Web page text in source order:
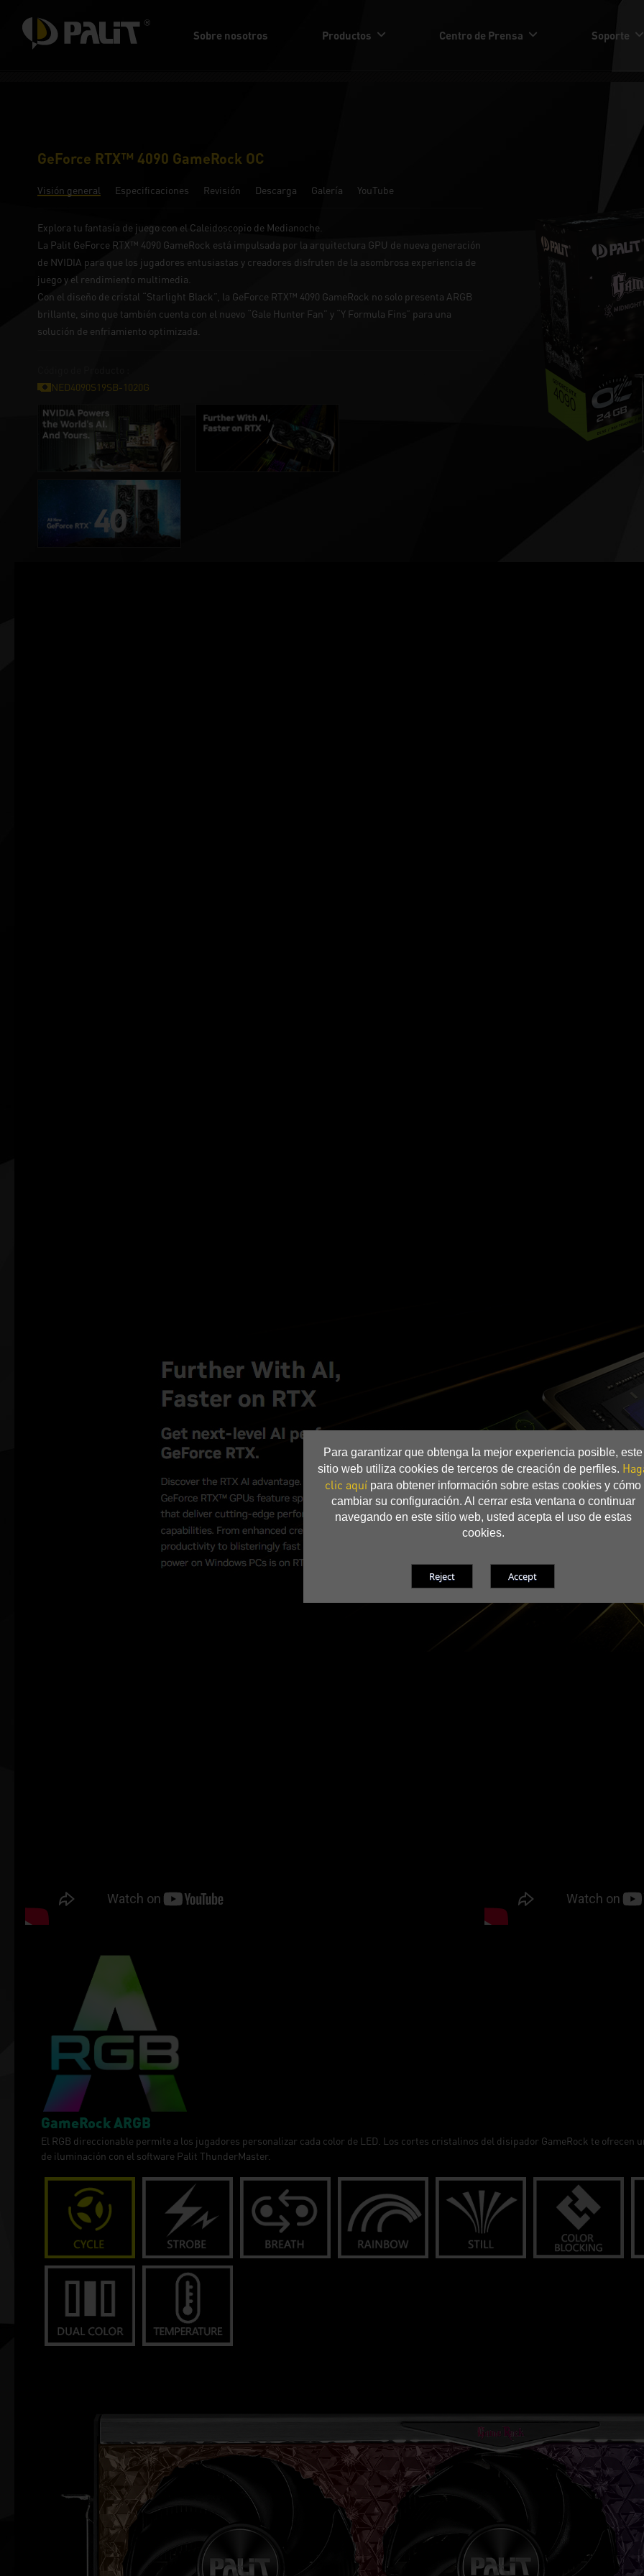
Para garantizar que obtenga la mejor experiencia posible, este
sitio web utiliza cookies de terceros de creación de perfiles.
clic aquí para obtener información sobre estas cookies y cómo
cambiar su configuración. Al cerrar esta ventana o continuar
navegando en este sitio web, usted acepta el uso de estas
cookies.
Sobre nosotros Productos Centro de Prensa Soporte
GeForce RTX™ 4090 GameRock OC
Visión general Especificaciones Revisión Descarga Galería YouTube
Explora tu fantasía de juego con el Caleidoscopio de Medianoche.
La Palit GeForce RTX™ 4090 GameRock está impulsada por la arquitectura GPU de nueva generación
de NVIDIA para que los jugadores entusiastas y creadores disfruten de la asombrosa experiencia de
juego y el rendimiento multimedia.
Con el diseño de cristal “Starlight Black”, la GeForce RTX™ 4090 GameRock no solo presenta ARGB
brillante, sino que también cuenta con el nuevo “Gale Hunter Fan” y “Y Formula Fins” para una
solución de enfriamiento optimizada.
NED4090S19SB-1020G
GameRock ARGB
El RGB direccionable permite a los jugadores personalizar cada color de LED. Los cortes cristalinos del disipador GameRock te
de iluminación con el software Palit ThunderMaster.